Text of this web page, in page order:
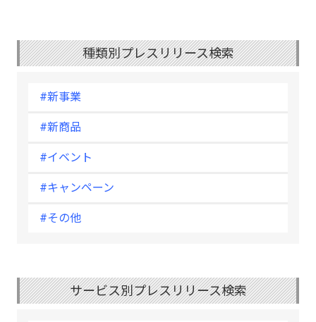
種類別プレスリリース検索
#新事業
#新商品
#イベント
#キャンペーン
#その他
サービス別プレスリリース検索